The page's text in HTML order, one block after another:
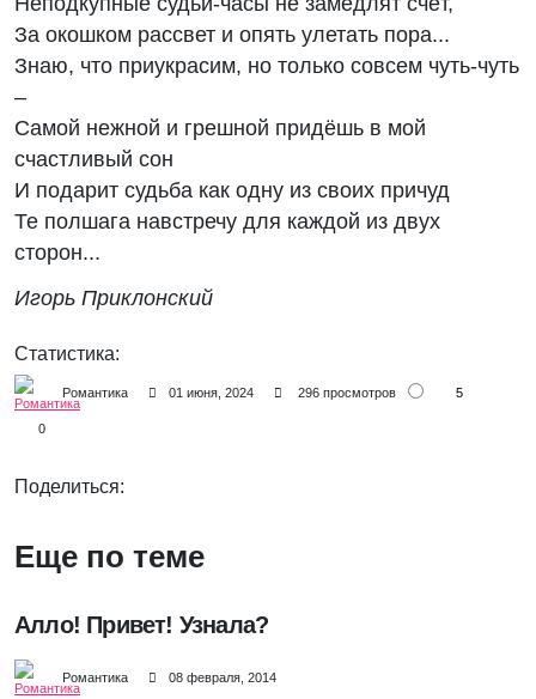
За окошком рассвет и опять улетать пора...
Знаю, что приукрасим, но только совсем чуть-чуть
–
Самой нежной и грешной придёшь в мой
счастливый сон
И подарит судьба как одну из своих причуд
Те полшага навстречу для каждой из двух
сторон...
Игорь Приклонский
Статистика:
Романтика 01 июня, 2024 296 просмотров 5
0
Поделиться:
Еще по теме
Алло! Привет! Узнала?
Романтика 08 февраля, 2014